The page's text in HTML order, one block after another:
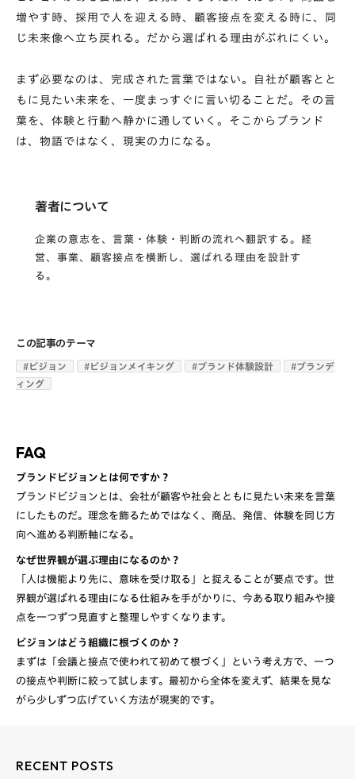
増やす時、採用で人を迎える時、顧客接点を変える時に、同
じ未来像へ立ち戻れる。だから選ばれる理由がぶれにくい。
まず必要なのは、完成された言葉ではない。自社が顧客とと
もに見たい未来を、一度まっすぐに言い切ることだ。その言
葉を、体験と行動へ静かに通していく。そこからブランド
は、物語ではなく、現実の力になる。
著者について
企業の意志を、言葉・体験・判断の流れへ翻訳する。経
営、事業、顧客接点を横断し、選ばれる理由を設計す
る。
この記事のテーマ
#ビジョン #ビジョンメイキング #ブランド体験設計 #ブランデ
ィング
FAQ
ブランドビジョンとは何ですか？
ブランドビジョンとは、会社が顧客や社会とともに見たい未来を言葉
にしたものだ。理念を飾るためではなく、商品、発信、体験を同じ方
なぜ世界観が選ぶ理由になるのか？
「人は機能より先に、意味を受け取る」と捉えることが要点です。世
界観が選ばれる理由になる仕組みを手がかりに、今ある取り組みや接
ビジョンはどう組織に根づくのか？
まずは「会議と接点で使われて初めて根づく」という考え方で、一つ
の接点や判断に絞って試します。最初から全体を変えず、結果を見な
RECENT POSTS